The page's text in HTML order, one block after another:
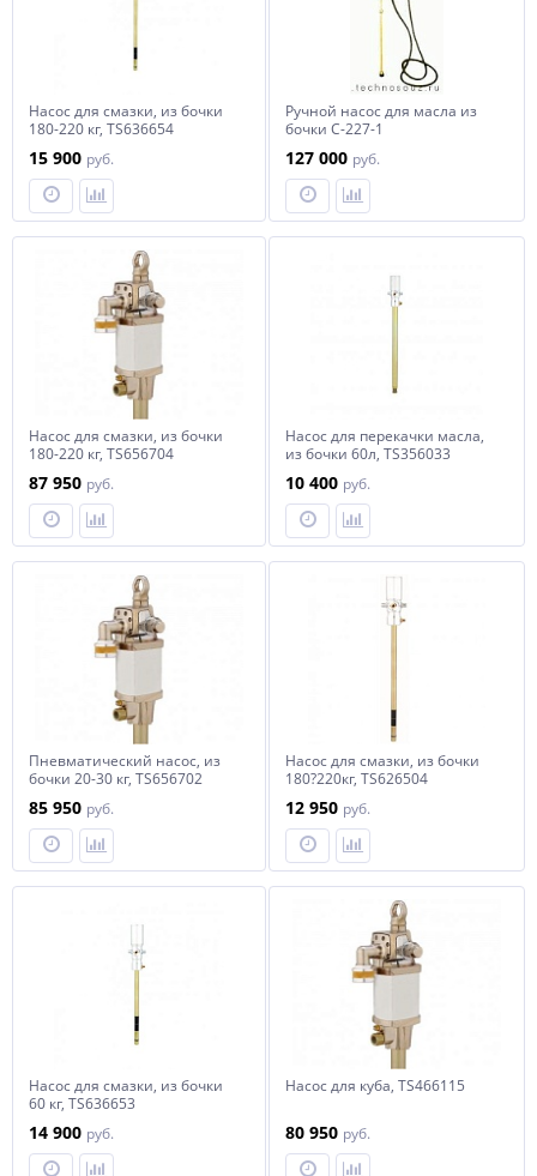
Насос для смазки, из бочки
180-220 кг, TS636654
15 900 руб.
Ручной насос для масла из
бочки С-227-1
127 000 руб.
Насос для смазки, из бочки
180-220 кг, TS656704
87 950 руб.
Насос для перекачки масла,
из бочки 60л, TS356033
10 400 руб.
Пневматический насос, из
бочки 20-30 кг, TS656702
85 950 руб.
Насос для смазки, из бочки
180?220кг, TS626504
12 950 руб.
Насос для смазки, из бочки
60 кг, TS636653
14 900 руб.
Насос для куба, TS466115
80 950 руб.